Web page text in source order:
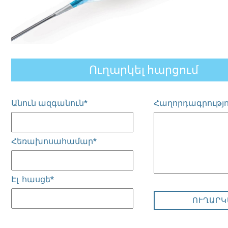
Ուղարկել հարցում
Անուն ազգանուն*
Հեռախոսահամար*
Էլ. հասցե*